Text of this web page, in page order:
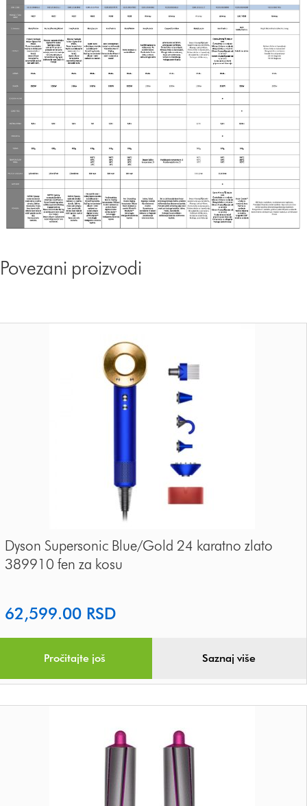
Povezani proizvodi
Dyson Supersonic Blue/Gold 24 karatno zlato
389910 fen za kosu
62,599.00 RSD
Pročitajte još Saznaj više